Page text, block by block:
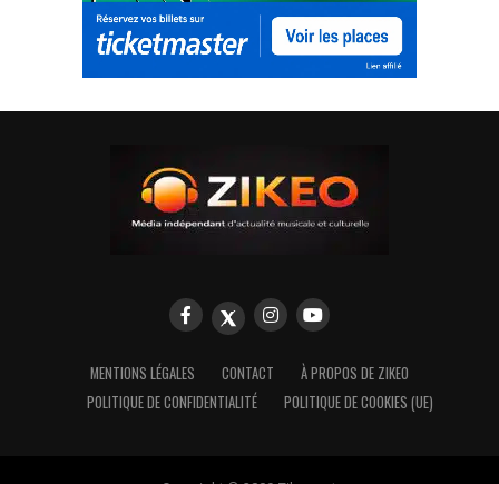
MENTIONS LÉGALES CONTACT
À PROPOS DE ZIKEO
POLITIQUE DE CONFIDENTIALITÉ
POLITIQUE DE COOKIES (UE)